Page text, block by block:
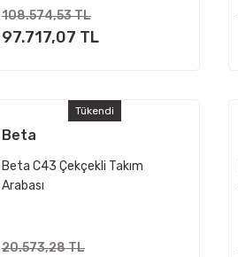
108.574,53 TL
97.717,07 TL
Tükendi
Beta
Beta C43 Çekçekli Takım
Arabası
20.573,28 TL